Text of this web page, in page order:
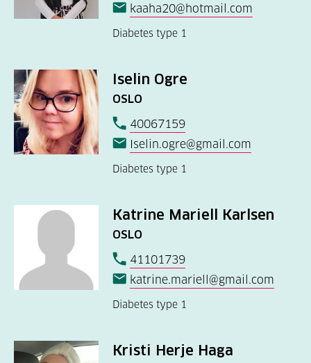
kaaha20@hotmail.com
Diabetes type 1
Iselin Ogre
OSLO
40067159
Iselin.ogre@gmail.com
Diabetes type 1
Katrine Mariell Karlsen
OSLO
41101739
katrine.mariell@gmail.com
Diabetes type 1
Kristi Herje Haga